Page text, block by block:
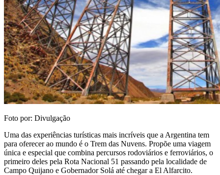
Foto por: Divulgação
Uma das experiências turísticas mais incríveis que a Argentina tem
para oferecer ao mundo é o Trem das Nuvens. Propõe uma viagem
única e especial que combina percursos rodoviários e ferroviários, o
primeiro deles pela Rota Nacional 51 passando pela localidade de
Campo Quijano e Gobernador Solá até chegar a El Alfarcito.